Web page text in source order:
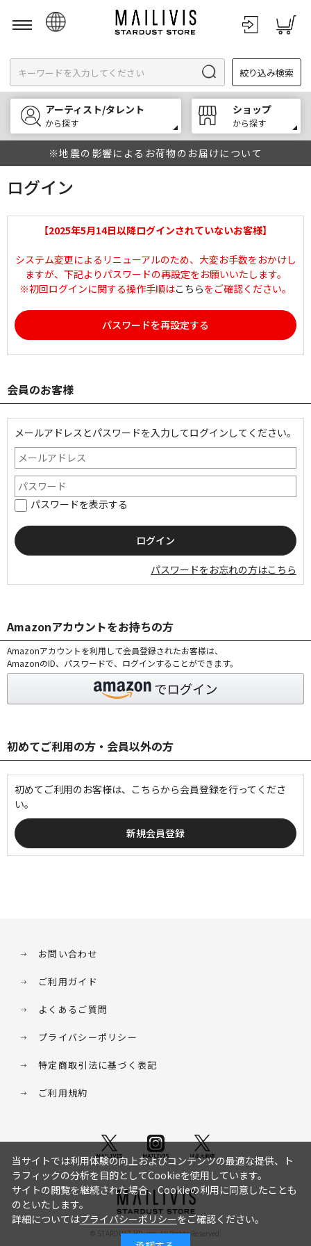
English
한국어
中文
絞り込み検索
アーティスト/タレント
から探す
ショップ
から探す
※地震の影響によるお荷物のお届けについて
ログイン
【2025年5月14日以降ログインされていないお客様】
システム変更によるリニューアルのため、大変お手数をおかけし
ますが、下記よりパスワードの再設定をお願いいたします。
※初回ログインに関する操作手順はこちらをご確認ください。
パスワードを再設定する
会員のお客様
メールアドレスとパスワードを入力してログインしてください。
パスワードを表示する
パスワードをお忘れの方はこちら
Amazonアカウントをお持ちの方
Amazonアカウントを利用して会員登録されたお客様は、
AmazonのID、パスワードで、ログインすることができます。
初めてご利用の方・会員以外の方
初めてご利用のお客様は、こちらから会員登録を行ってくださ
い。
お問い合わせ
ご利用ガイド
よくあるご質問
プライバシーポリシー
特定商取引法に基づく表記
ご利用規約
© STARDUST HD. inc. All Rights Reserved.
当サイトでは利用体験の向上およびコンテンツの最適な提供、ト
ラフィックの分析を目的としてCookieを使用しています。
サイトの閲覧を継続された場合、Cookieの利用に同意したことも
のといたします。
詳細についてはプライバシーポリシーをご確認ください。